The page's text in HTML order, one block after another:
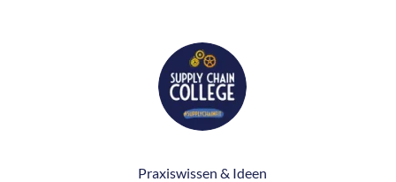
Praxiswissen & Ideen